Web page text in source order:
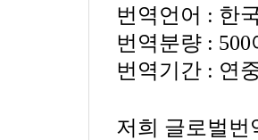
번역언어 : 한
번역분량 : 500
번역기간 : 연
저희 글로벌번